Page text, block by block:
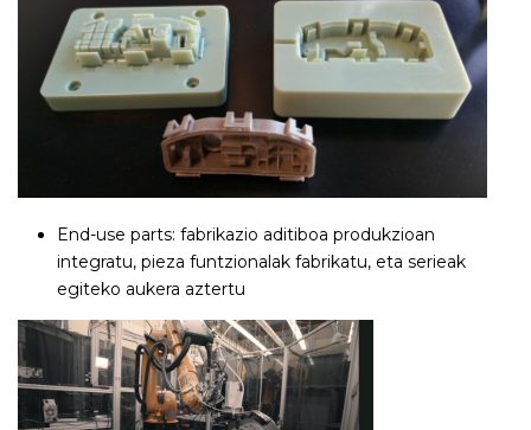
End-use parts: fabrikazio aditiboa produkzioan
integratu, pieza funtzionalak fabrikatu, eta serieak
egiteko aukera aztertu